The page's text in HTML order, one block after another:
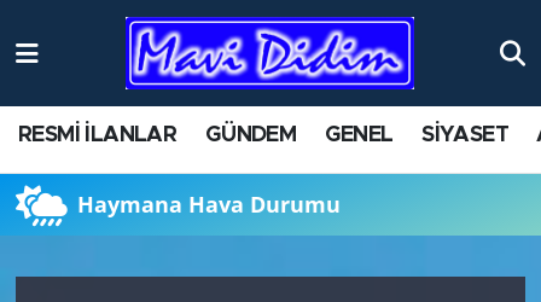
RESMİ İLANLAR GÜNDEM GENEL SİYASET
Haymana Hava Durumu
ANTİK YERLER
AYDIN
BİLİM VE TEKNOLOJİ
Nöbetçi Eczaneler
Namaz Vakitleri
Trafik Durumu